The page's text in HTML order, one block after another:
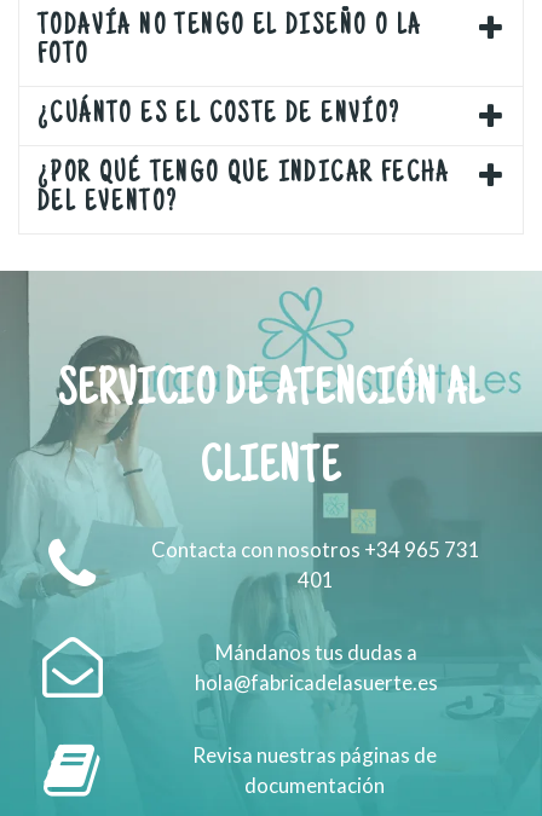
TODAVÍA NO TENGO EL DISEÑO O LA
FOTO
¿CUÁNTO ES EL COSTE DE ENVÍO?
¿POR QUÉ TENGO QUE INDICAR FECHA
DEL EVENTO?
SERVICIO DE ATENCIÓN AL
CLIENTE
Contacta con nosotros +34 965 731
401
Mándanos tus dudas a
hola@fabricadelasuerte.es
Revisa nuestras páginas de
documentación